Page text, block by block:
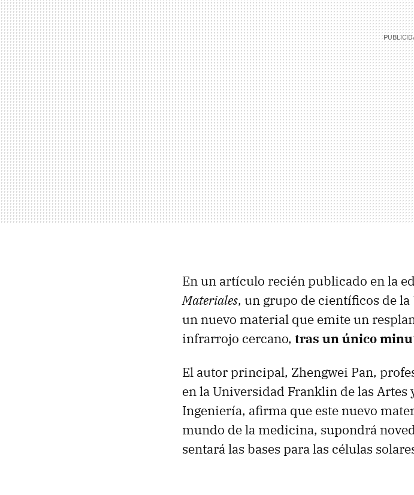
En un artículo recién publicado en la
Materiales, un grupo de científicos de
un nuevo material que emite un
infrarrojo cercano, tras un único
El autor principal, Zhengwei Pan,
en la Universidad Franklin de las Artes
Ingeniería, afirma que este nuevo
mundo de la medicina, supondrá
sentará las bases para las células